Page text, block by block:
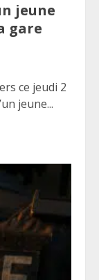
jeune
gare
ce jeudi 2
jeune...